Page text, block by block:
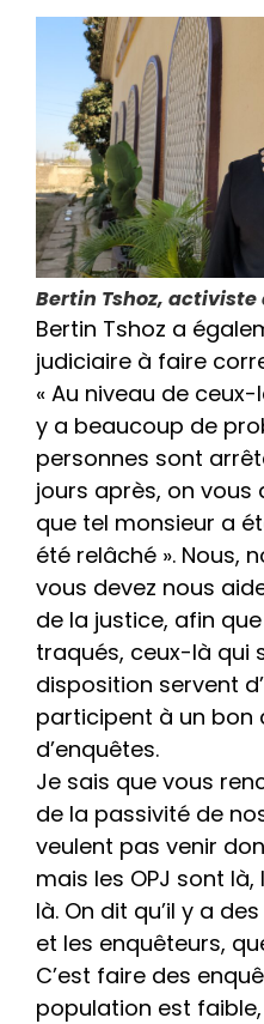
Bertin Tshoz,
Bertin Tshoz a
judiciaire à faire
« Au niveau de
y a beaucoup de
personnes sont
jours après, on vous
que tel monsieur a
été relâché ». Nous,
vous devez nous
de la justice, afin
traqués, ceux-là qui
disposition servent
participent à un bon
d’enquêtes.
Je sais que vous
de la passivité de
veulent pas venir
mais les OPJ sont
là. On dit qu’il y a
et les enquêteurs,
C’est faire des
population est